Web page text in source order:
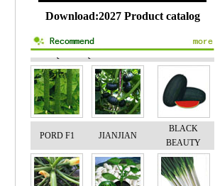
Download:2027 Product catalog
LZQ 01 QF RADISH NO.2GLADIOLUS F1
PORD F1 JIANJIAN
BLACK
BEAUTY